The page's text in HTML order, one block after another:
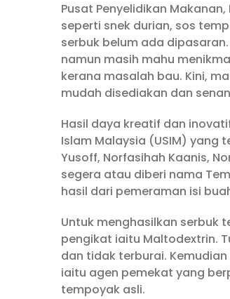
Pusat Penyelidikan
seperti snek durian, sos
serbuk belum ada
namun masih mahu
kerana masalah bau. Kini,
mudah disediakan dan
Hasil daya kreatif dan
Islam Malaysia (USIM) yang
Yusoff, Norfasihah Kaanis,
segera atau diberi nama
hasil dari pemeraman isi
Untuk menghasilkan serbuk
pengikat iaitu Maltodextrin.
dan tidak terburai.
iaitu agen pemekat yang
tempoyak asli.